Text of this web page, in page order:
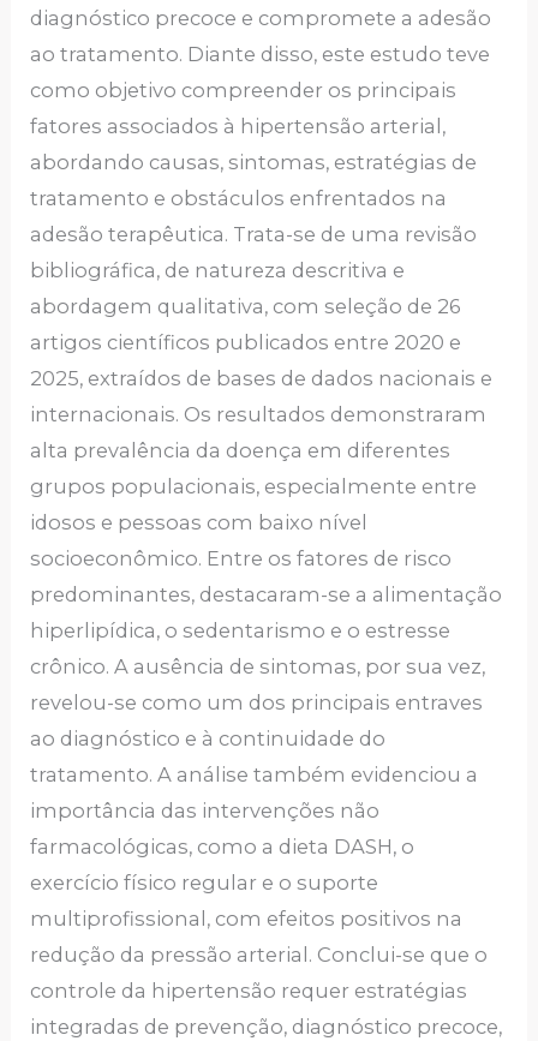
diagnóstico precoce e compromete a adesão
ao tratamento. Diante disso, este estudo teve
como objetivo compreender os principais
fatores associados à hipertensão arterial,
abordando causas, sintomas, estratégias de
tratamento e obstáculos enfrentados na
adesão terapêutica. Trata-se de uma revisão
bibliográfica, de natureza descritiva e
abordagem qualitativa, com seleção de 26
artigos científicos publicados entre 2020 e
2025, extraídos de bases de dados nacionais e
internacionais. Os resultados demonstraram
alta prevalência da doença em diferentes
grupos populacionais, especialmente entre
idosos e pessoas com baixo nível
socioeconômico. Entre os fatores de risco
predominantes, destacaram-se a alimentação
hiperlipídica, o sedentarismo e o estresse
crônico. A ausência de sintomas, por sua vez,
revelou-se como um dos principais entraves
ao diagnóstico e à continuidade do
tratamento. A análise também evidenciou a
importância das intervenções não
farmacológicas, como a dieta DASH, o
exercício físico regular e o suporte
multiprofissional, com efeitos positivos na
redução da pressão arterial. Conclui-se que o
controle da hipertensão requer estratégias
integradas de prevenção, diagnóstico precoce,